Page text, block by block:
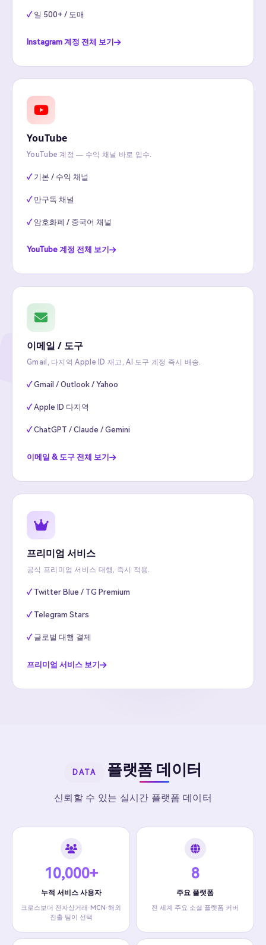
일 500+ / 도매
Instagram 계정 전체 보기
YouTube
YouTube 계정 — 수익 채널 바로 입수.
기본 / 수익 채널
만구독 채널
암호화폐 / 중국어 채널
YouTube 계정 전체 보기
이메일 / 도구
Gmail, 다지역 Apple ID 재고, AI 도구 계정 즉시 배송.
Gmail / Outlook / Yahoo
Apple ID 다지역
ChatGPT / Claude / Gemini
이메일 & 도구 전체 보기
프리미엄 서비스
공식 프리미엄 서비스 대행, 즉시 적용.
Twitter Blue / TG Premium
Telegram Stars
글로벌 대행 결제
프리미엄 서비스 보기
DATA 플랫폼 데이터
신뢰할 수 있는 실시간 플랫폼 데이터
10,000+
누적 서비스 사용자
크로스보더 전자상거래·MCN·해외
진출 팀이 선택
8
주요 플랫폼
전 세계 주요 소셜 플랫폼 커버